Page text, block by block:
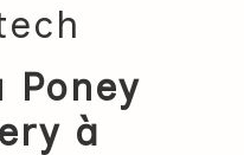
Poney
à